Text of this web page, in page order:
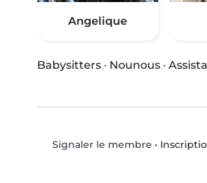
Angelique
Babysitters · Nounous ·
Signaler le membre •